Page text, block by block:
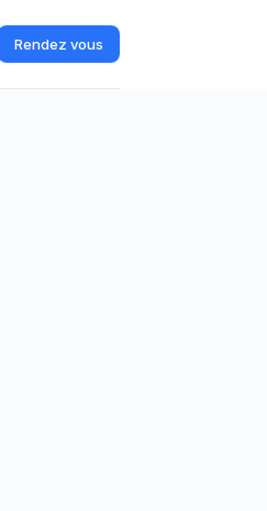
Rendez vous